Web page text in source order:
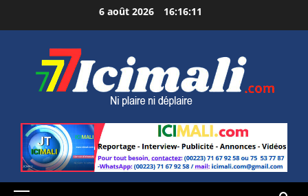
au
6 août 2026 16:16:12